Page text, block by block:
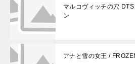
マルコヴィッチの穴
ン
アナと雪の女王 /